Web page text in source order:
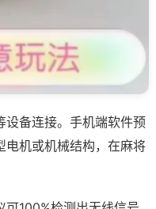
设备连接。手机端软件预
电机或机械结构，在麻将